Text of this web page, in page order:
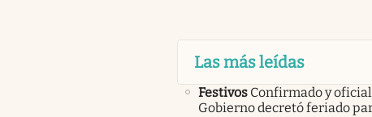
Las más leídas
Festivos Confirmado y
Gobierno decretó feriado